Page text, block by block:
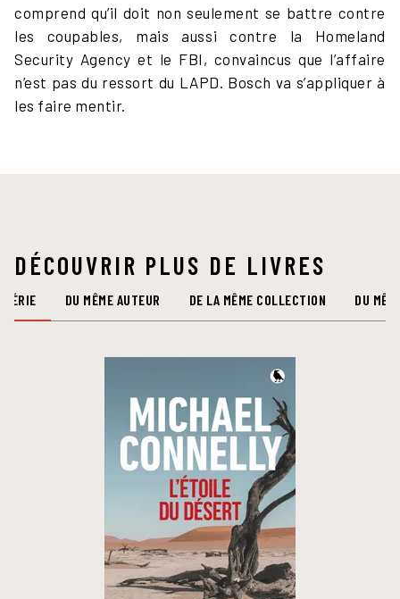
comprend qu’il doit non seulement se battre contre
les coupables, mais aussi contre la Homeland
Security Agency et le FBI, convaincus que l’affaire
n’est pas du ressort du LAPD. Bosch va s’appliquer à
les faire mentir.
DÉCOUVRIR PLUS DE LIVRES
SÉRIE DU MÊME AUTEUR DE LA MÊME COLLECTION DU